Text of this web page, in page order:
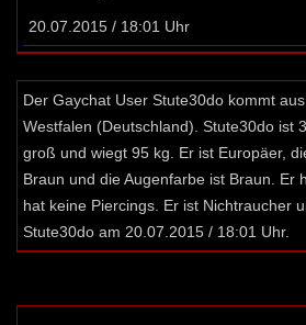
20.07.2015 / 18:01 Uhr
Der Gaychat User Stute30do kommt
Westfalen (Deutschland). Stute30do ist
groß und wiegt 95 kg. Er ist Europäer,
Braun und die Augenfarbe ist Braun. Er
hat keine Piercings. Er ist Nichtraucher
Stute30do am 20.07.2015 / 18:01 Uhr.